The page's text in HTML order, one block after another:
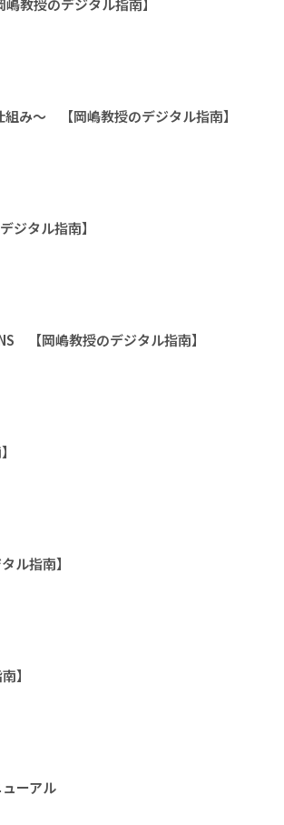
教授のデジタル指南】
み〜 【岡嶋教授のデジタル指南】
ジタル指南】
【岡嶋教授のデジタル指南】
ル指南】
】
ーアル